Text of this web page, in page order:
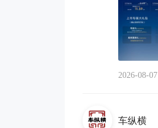
2026-08-07
车纵横